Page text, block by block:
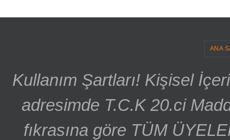
ANA
Kullanım Şartları! Kişisel
adresimde T.C.K 20.ci
fıkrasına göre TÜM